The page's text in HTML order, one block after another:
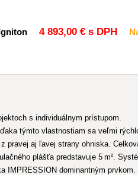
4 893,00 € s DPH
s individuálnym prístupom.
týmto vlastnostiam sa veľmi
pravej aj ľavej strany ohniska.
plášťa predstavuje 5 m².
IMPRESSION dominantným prvkom.